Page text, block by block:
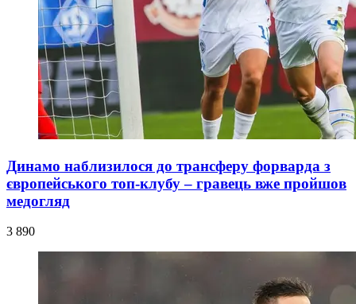
Динамо наблизилося до трансферу форварда з
європейського топ-клубу – гравець вже пройшов
медогляд
3 890